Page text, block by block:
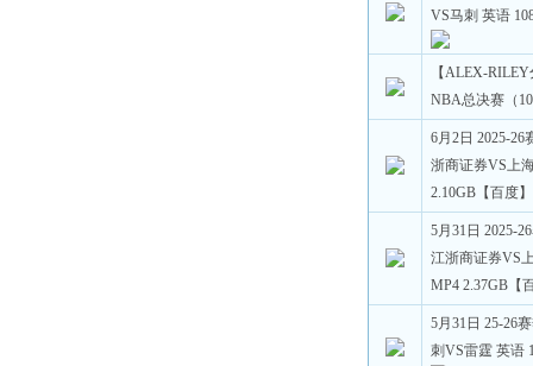
VS马刺 英语
【ALEX-
NBA总决赛（
6月2日 2025-
浙商证券VS上
2.10GB【百度】
5月31日 2025-
江浙商证券VS
MP4 2.37GB【
5月31日 25-26
刺VS雷霆 英语